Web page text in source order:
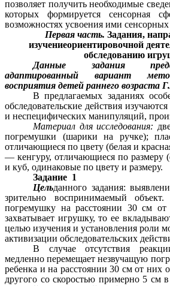
позволяет получить необходимые
которых формируется сенсорная
возможностях усвоения ими сенсорных
Первая часть. Задания,
изучениеориентировочной
обследованию
Данные задания
адаптированный вариант
восприятия детей раннего возраста
В предлагаемых заданиях
обследовательские действия
и неспецифических манипуляций,
Материал для исследования:
погремушки (шарики на ручке);
отличающиеся по цвету (белая и
— кенгуру, отличающиеся по размеру
и куб, одинаковые по цвету и размеру.
Задание 1
Цельданного задания:
зрительно воспринимаемый
погремушку на расстоянии 30 см
захватывает игрушку, то ее
целью изучения и установления роли
активизации обследовательских
В случае отсутствия
медленно перемещает незвучащую
ребенка и на расстоянии 30 см от них
другого со скоростью примерно 5 см